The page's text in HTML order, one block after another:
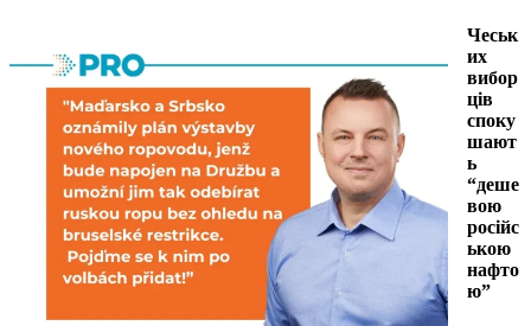
Чеськ
их
вибор
ців
споку
шают
ь
“деше
вою
російс
ькою
нафто
ю”